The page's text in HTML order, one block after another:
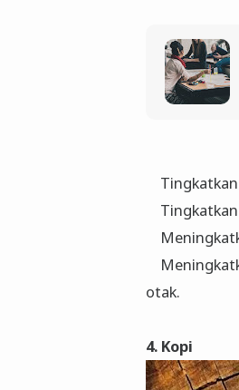
Tingkatkan
Tingkatkan
otak.
4. Kopi